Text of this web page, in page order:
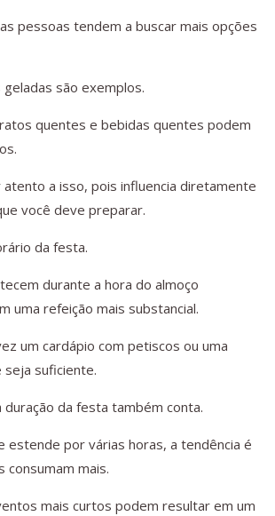
pessoas tendem a buscar mais opções
geladas são exemplos.
quentes e bebidas quentes podem
a isso, pois influencia diretamente
você deve preparar.
da festa.
durante a hora do almoço
uma refeição mais substancial.
um cardápio com petiscos ou uma
seja suficiente.
duração da festa também conta.
estende por várias horas, a tendência é
consumam mais.
mais curtos podem resultar em um